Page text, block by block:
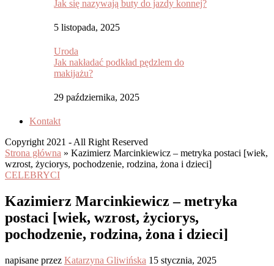
Jak się nazywają buty do jazdy konnej?
5 listopada, 2025
Uroda
Jak nakładać podkład pędzlem do
makijażu?
29 października, 2025
Kontakt
Copyright 2021 - All Right Reserved
Strona główna » Kazimierz Marcinkiewicz – metryka postaci [wiek,
wzrost, życiorys, pochodzenie, rodzina, żona i dzieci]
CELEBRYCI
Kazimierz Marcinkiewicz – metryka
postaci [wiek, wzrost, życiorys,
pochodzenie, rodzina, żona i dzieci]
napisane przez Katarzyna Gliwińska 15 stycznia, 2025